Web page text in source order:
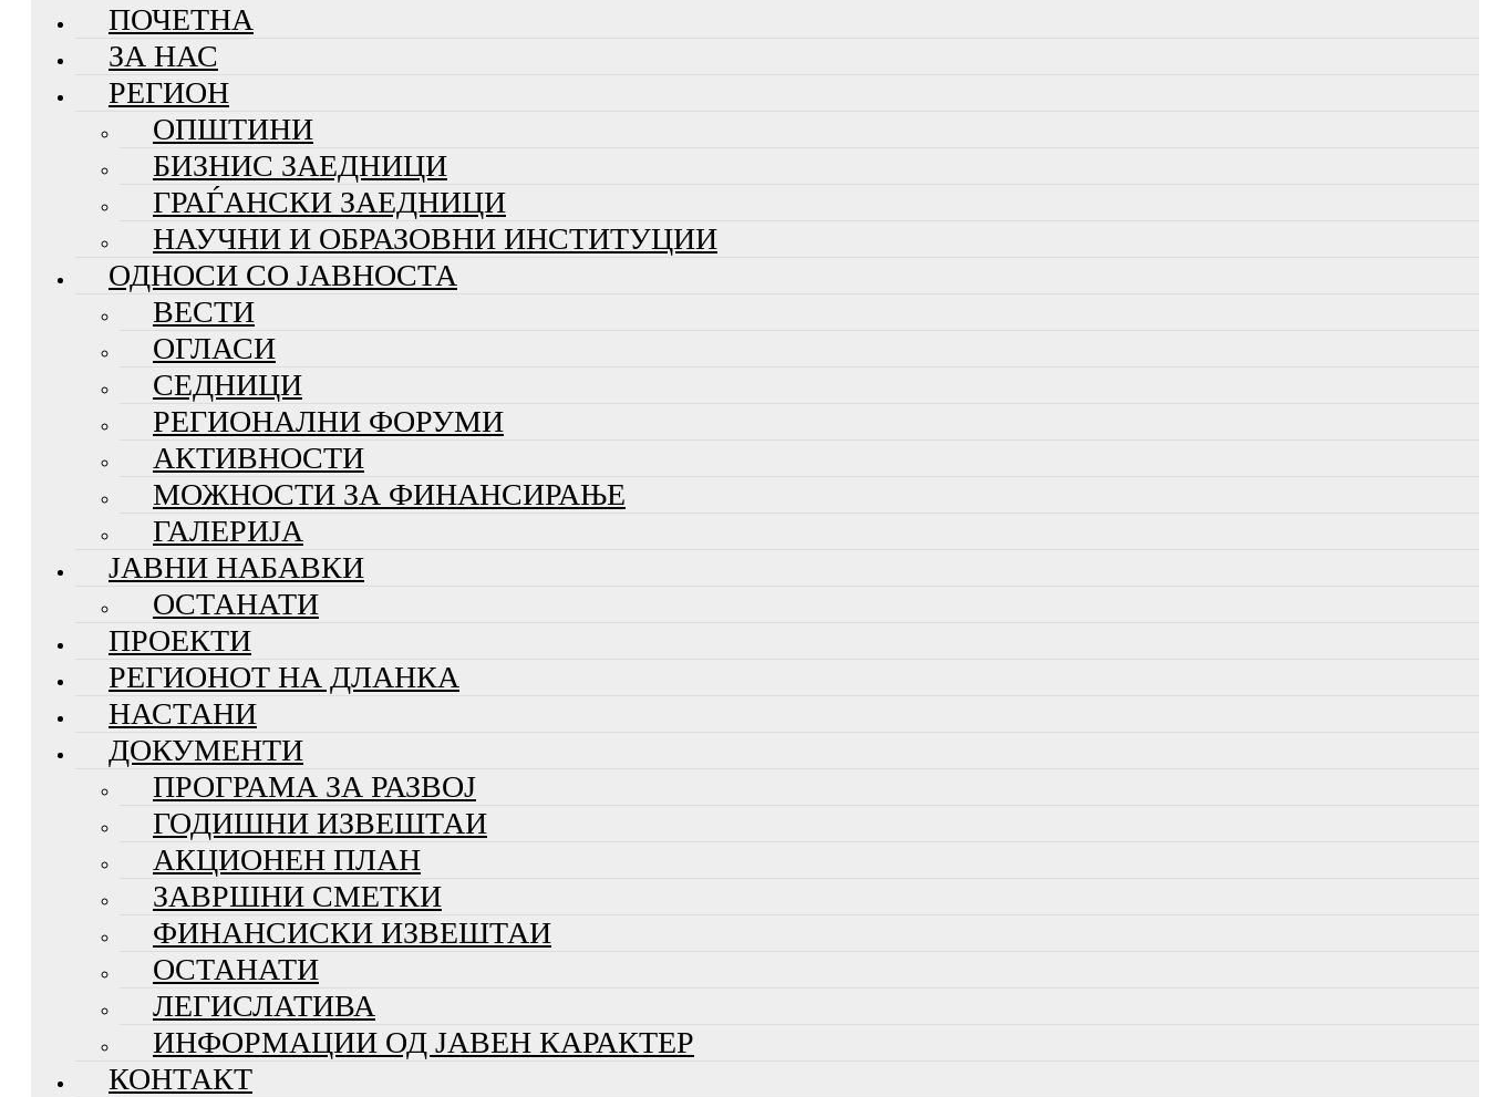
ПОЧЕТНА
ЗА НАС
РЕГИОН
ОПШТИНИ
БИЗНИС ЗАЕДНИЦИ
ГРАЃАНСКИ ЗАЕДНИЦИ
НАУЧНИ И ОБРАЗОВНИ ИНСТИТУЦИИ
ОДНОСИ СО ЈАВНОСТА
ВЕСТИ
ОГЛАСИ
СЕДНИЦИ
РЕГИОНАЛНИ ФОРУМИ
АКТИВНОСТИ
МОЖНОСТИ ЗА ФИНАНСИРАЊЕ
ГАЛЕРИЈА
ЈАВНИ НАБАВКИ
ОСТАНАТИ
ПРОЕКТИ
РЕГИОНОТ НА ДЛАНКА
НАСТАНИ
ДОКУМЕНТИ
ПРОГРАМА ЗА РАЗВОЈ
ГОДИШНИ ИЗВЕШТАИ
АКЦИОНЕН ПЛАН
ЗАВРШНИ СМЕТКИ
ФИНАНСИСКИ ИЗВЕШТАИ
ОСТАНАТИ
ЛЕГИСЛАТИВА
ИНФОРМАЦИИ ОД ЈАВЕН КАРАКТЕР
КОНТАКТ